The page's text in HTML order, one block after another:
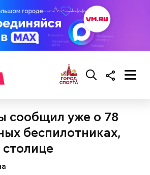
сообщил уже о 78
беспилотниках,